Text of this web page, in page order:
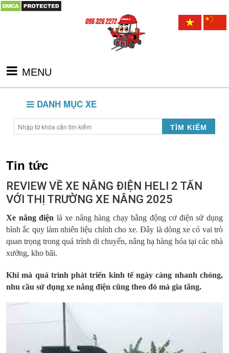
MENU
DANH MỤC XE
TÌM KIẾM
Tin tức
REVIEW VỀ XE NÂNG ĐIỆN HELI 2 TẤN
VỚI THỊ TRƯỜNG XE NÂNG 2025
Xe nâng điện là xe nâng hàng chạy bằng động cơ điện sử dụng
bình ắc quy làm nhiên liệu chính cho xe. Đây là dòng xe có vai trò
quan trọng trong quá trình di chuyển, nâng hạ hàng hóa tại các nhà
xưởng, kho bãi.
Khi mà quá trình phát triển kinh tế ngày càng nhanh chóng,
nhu cầu sử dụng xe nâng điện cũng theo đó mà gia tăng.